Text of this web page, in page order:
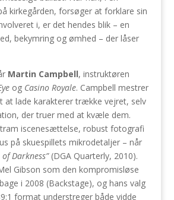
kirkegården, forsøger at forklare sin
i, er det hendes blik – en
bekymring og ømhed – der låser
Martin Campbell, instruktøren
og Casino Royale. Campbell mestrer
at lade karakterer trække vejret, selv
der truer med at kvæle dem.
iscenesættelse, robust fotografi
på skuespillets mikrodetaljer – når
of Darkness”(DGA Quarterly, 2010).
Gibson som den kompromisløse
i 2008 (Backstage), og hans valg
format understreger både vidde